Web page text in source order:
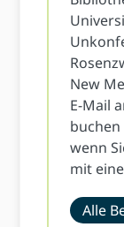
New
E-Mail
wenn
mit
Alle